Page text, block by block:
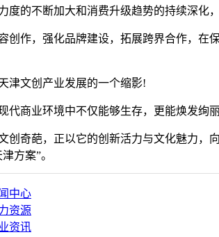
度的不断加大和消费升级趋势的持续深化
创作，强化品牌建设，拓展跨界合作，在
津文创产业发展的一个缩影!
代商业环境中不仅能够生存，更能焕发绚丽
创奇葩，正以它的创新活力与文化魅力，
方案”。
中心
资源
资讯